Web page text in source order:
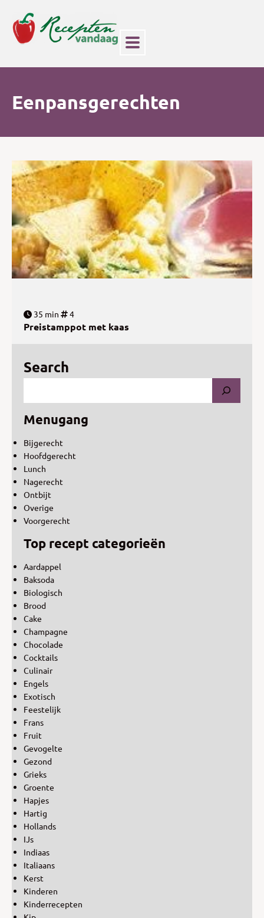
Eenpansgerechten
35 min 4
Preistamppot met kaas
Search
Menugang
Bijgerecht
Hoofdgerecht
Lunch
Nagerecht
Ontbijt
Overige
Voorgerecht
Top recept categorieën
Aardappel
Baksoda
Biologisch
Brood
Cake
Champagne
Chocolade
Cocktails
Culinair
Engels
Exotisch
Feestelijk
Frans
Fruit
Gevogelte
Gezond
Grieks
Groente
Hapjes
Hartig
Hollands
IJs
Indiaas
Italiaans
Kerst
Kinderen
Kinderrecepten